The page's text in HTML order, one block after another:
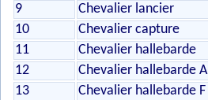
9
Chevalier lancier
10
Chevalier capture
11
Chevalier hallebarde
12
Chevalier hallebarde A
13
Chevalier hallebarde F